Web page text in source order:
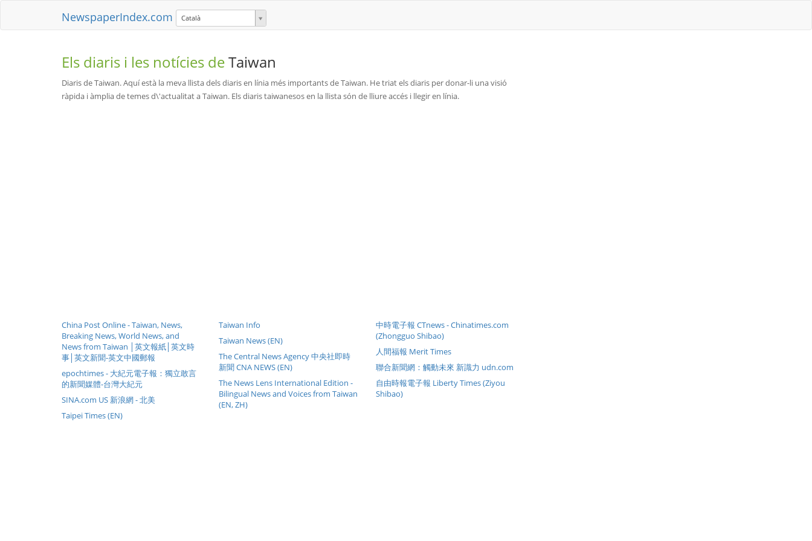
NewspaperIndex.com Català
Els diaris i les notícies deTaiwan
Diaris de Taiwan. Aquí està la meva llista dels diaris en línia més importants de Taiwan. He triat els diaris per donar-li una visió
ràpida i àmplia de temes d\'actualitat a Taiwan. Els diaris taiwanesos en la llista són de lliure accés i llegir en línia.
China Post Online - Taiwan, News,
Breaking News, World News, and
News from Taiwan │英文報紙│英文時
事│英文新聞-英文中國郵報
epochtimes - 大紀元電子報：獨立敢言
的新聞媒體-台灣大紀元
SINA.com US 新浪網 - 北美
Taipei Times (EN)
Taiwan Info
Taiwan News (EN)
The Central News Agency 中央社即時
新聞 CNA NEWS (EN)
The News Lens International Edition -
Bilingual News and Voices from Taiwan
(EN, ZH)
中時電子報 CTnews - Chinatimes.com
(Zhongguo Shibao)
人間福報 Merit Times
聯合新聞網：觸動未來 新識力 udn.com
自由時報電子報 Liberty Times (Ziyou
Shibao)